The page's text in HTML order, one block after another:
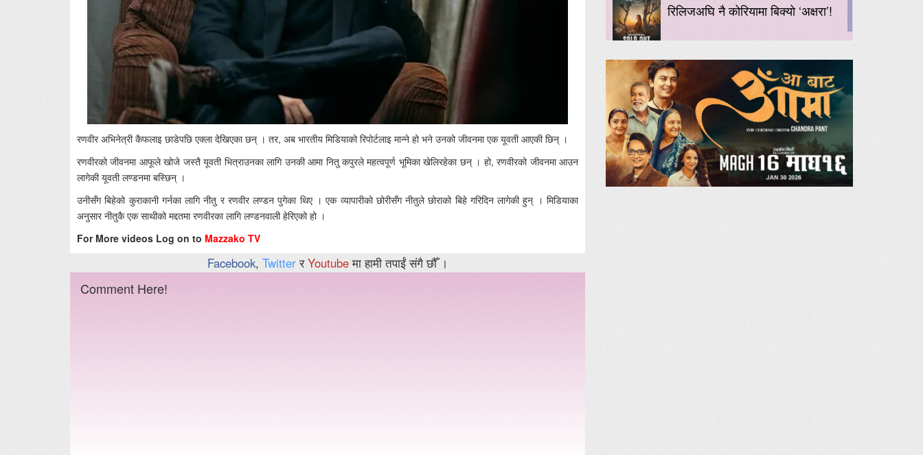
रणवीर अभिनेत्री कैफलाइ छाडेपछि एक्ला देखिएका छन् । तर, अब भारतीय मिडियाको रिपोर्टलाइ मान्ने हो भने उनको जीवनमा एक यूवती आएकी छिन् ।
रणवीरको जीवनमा आफूले खोजे जस्तै यूवती भित्राउनका लागि उनकी आमा नितु कपुरले महत्वपूर्ण भूमिका खेलिरहेका छन् । हो, रणवीरको जीवनमा आउन
लागेकी यूवती लण्डनमा बस्छिन् ।
उनीसँग बिहेको कुराकानी गर्नका लागि नीतु र रणवीर लण्डन पुगेका थिए । एक व्यापारीको छोरीसँग नीतुले छोराको बिहे गरिदिन लागेकी हुन् । मिडियाका
अनुसार नीतुकै एक साथीको मद्दतमा रणवीरका लागि लण्डनवाली हेरिएको हो ।
For More videos Log on to Mazzako TV
Facebook, TwitterरYoutubeमा हामी तपाईं संगै छौँ ।
Comment Here!
रिलिजअघि नै कोरियामा बिक्यो ‘अक्षरा’!